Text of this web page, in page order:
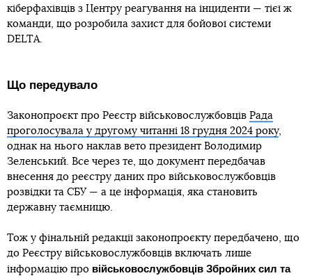
кіберфахівців з Центру реагування на інциденти — тієї ж
команди, що розробила захист для бойової системи
DELTA.
Що передувало
Законопроєкт про Реєстр військовослужбовців Рада
проголосувала у другому читанні 18 грудня 2024 року,
однак на нього наклав вето президент Володимир
Зеленський. Все через те, що документ передбачав
внесення до реєстру даних про військовослужбовців
розвідки та СБУ — а це інформація, яка становить
державну таємницю.
Тож у фінальній редакції законопроєкту передбачено, що
до Реєстру військовослужбовців включать лише
інформацію про військовослужбовців Збройних сил та